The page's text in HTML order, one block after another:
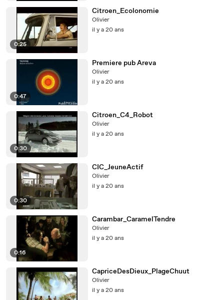
0:25
Citroen_Ecolonomie
Olivier
il y a 20 ans
0:47
Premiere pub Areva
Olivier
il y a 20 ans
0:30
Citroen_C4_Robot
Olivier
il y a 20 ans
0:30
CIC_JeuneActif
Olivier
il y a 20 ans
0:16
Carambar_CaramelTendre
Olivier
il y a 20 ans
CapriceDesDieux_PlageChuut
Olivier
il y a 20 ans